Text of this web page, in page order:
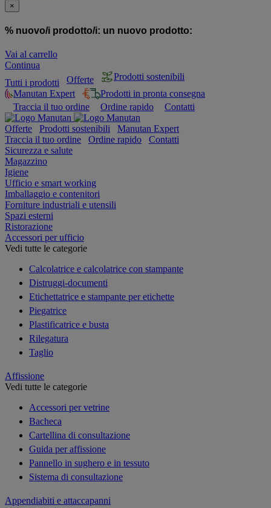
×
% nuovo/i prodotto/i: un nuovo prodotto:
Vai al carrello
Continua
Tutti i prodotti
Offerte
Prodotti sostenibili
Manutan Expert
Prodotti in pronta consegna
Traccia il tuo ordine
Ordine rapido Contatti
Offerte Prodotti sostenibili
Manutan Expert
Traccia il tuo ordine
Ordine rapido
Contatti
Sicurezza e salute
Magazzino
Igiene
Ufficio e smart working
Imballaggio e contenitori
Forniture industriali e utensili
Spazi esterni
Ristorazione
Accessori per ufficio
Vedi tutte le categorie
Calcolatrice e calcolatrice con stampante
Distruggi-documenti
Etichettatrice e stampante per etichette
Piegatrice
Plastificatrice e busta
Rilegatura
Taglio
Affissione
Vedi tutte le categorie
Accessori per vetrine
Bacheca
Cartellina di consultazione
Guida per affissione
Pannello in sughero e in tessuto
Sistema di consultazione
Appendiabiti e attaccapanni